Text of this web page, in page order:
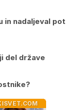
in nadaljeval pot
del države